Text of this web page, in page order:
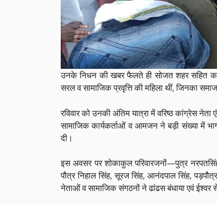
उनके निधन की खबर फैलते ही सोजत शहर सहित
सरल व सामाजिक प्रवृत्ति की महिला थीं, जिनका
रविवार को उनकी अंतिम यात्रा में वरिष्ठ कांग्रेस
सामाजिक कार्यकर्ताओं व आमजन ने बड़ी संख्या में
दी।
इस अवसर पर शोकाकुल परिवारजनों—पुत्र
पौत्र निहाल सिंह, सूरज सिंह, आनंदपाल सिंह,
नेताओं व सामाजिक संगठनों ने ढांढस बंधाया एवं ईश्वर